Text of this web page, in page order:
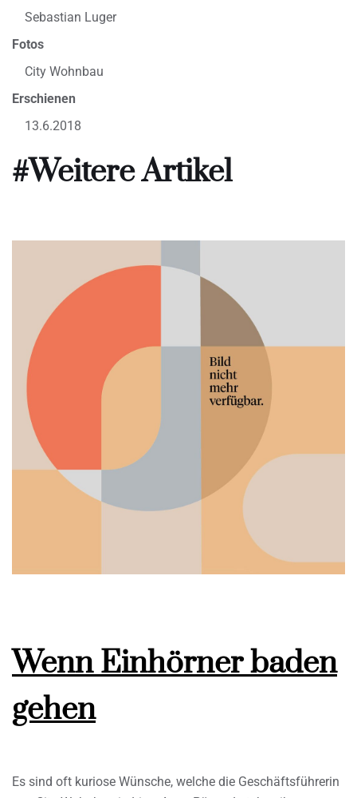
Sebastian Luger
Fotos
City Wohnbau
Erschienen
13.6.2018
#Weitere Artikel
Wenn Einhörner baden
gehen
Es sind oft kuriose Wünsche, welche die Geschäftsführerin